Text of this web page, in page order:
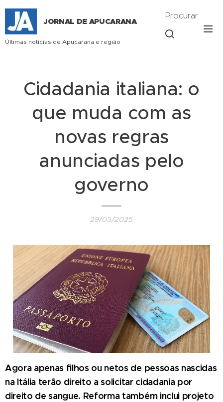
JORNAL DE APUCARANA
Últimas notícias de Apucarana e região
Procurar
Cidadania italiana: o
que muda com as
novas regras
anunciadas pelo
governo
29/03/2025
Agora apenas filhos ou netos de pessoas nascidas
na Itália terão direito a solicitar cidadania por
direito de sangue. Reforma também inclui projeto